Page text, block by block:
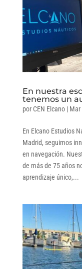
En nuestra
tenemos un
por CEN Elcano| Mar
En Elcano Estudios
Madrid, seguimos
en navegación.
de más de 75 años
aprendizaje único,...